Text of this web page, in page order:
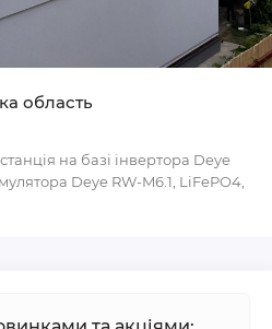
область
на базі інвертора Deye
Deye RW-M6.1, LiFePO4,